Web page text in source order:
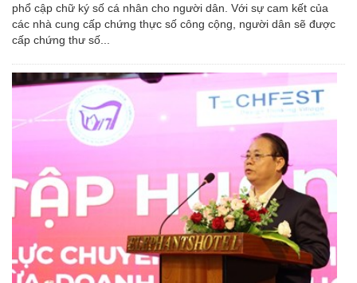
phổ cập chữ ký số cá nhân cho người dân. Với sự cam kết của
các nhà cung cấp chứng thực số công cộng, người dân sẽ được
cấp chứng thư số...